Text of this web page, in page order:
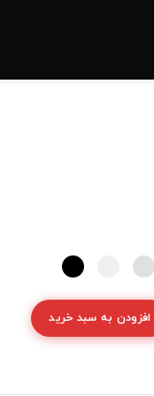
افزودن به سبد خرید